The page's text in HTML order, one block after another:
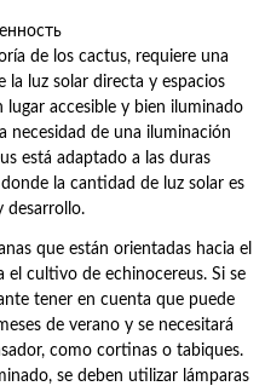
de los cactus, requiere una
la luz solar directa y espacios
lugar accesible y bien iluminado
necesidad de una iluminación
está adaptado a las duras
la cantidad de luz solar es
desarrollo.
que están orientadas hacia el
el cultivo de echinocereus. Si se
tener en cuenta que puede
de verano y se necesitará
como cortinas o tabiques.
se deben utilizar lámparas